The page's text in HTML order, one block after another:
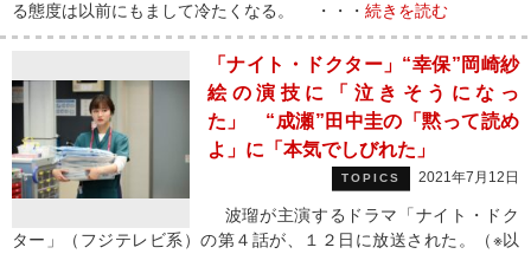
る態度は以前にもまして冷たくなる。 ・・・ 続きを読む
「ナイト・ドクター」“幸保”岡崎紗
絵の演技に「泣きそうになっ
た」 “成瀬”田中圭の「黙って読め
よ」に「本気でしびれた」
TOPICS 2021年7月12日
波瑠が主演するドラマ「ナイト・ドク
ター」（フジテレビ系）の第４話が、１２日に放送された。（※以